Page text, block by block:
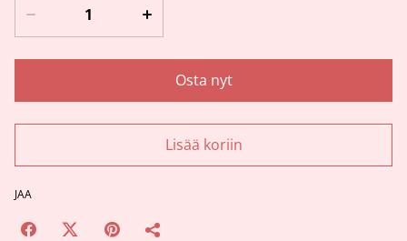
Osta nyt
Lisää koriin
JAA